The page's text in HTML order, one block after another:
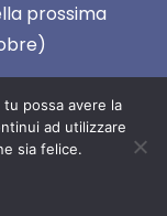
prossima
possa avere la
ad utilizzare
sia felice.